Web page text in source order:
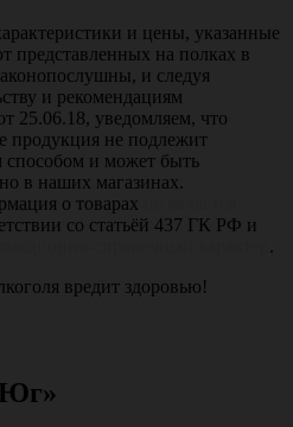
и цены, указанные
представленных на полках в
и следуя
и рекомендациям
25.06.18, уведомляем, что
продукция не подлежит
способом и может быть
в наших магазинах.
о товарах
со статьёй 437 ГК РФ и
.
вредит здоровью!